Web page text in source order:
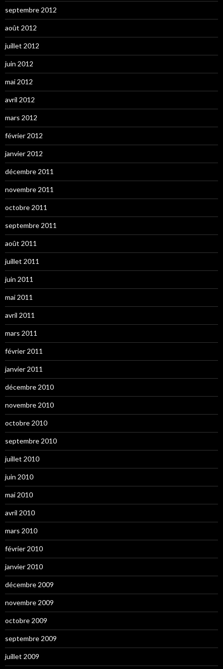
septembre 2012
août 2012
juillet 2012
juin 2012
mai 2012
avril 2012
mars 2012
février 2012
janvier 2012
décembre 2011
novembre 2011
octobre 2011
septembre 2011
août 2011
juillet 2011
juin 2011
mai 2011
avril 2011
mars 2011
février 2011
janvier 2011
décembre 2010
novembre 2010
octobre 2010
septembre 2010
juillet 2010
juin 2010
mai 2010
avril 2010
mars 2010
février 2010
janvier 2010
décembre 2009
novembre 2009
octobre 2009
septembre 2009
juillet 2009